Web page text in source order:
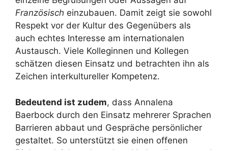
Französisch einzubauen. Damit zeigt sie sowohl
Respekt vor der Kultur des Gegenübers als
auch echtes Interesse am internationalen
Austausch. Viele Kolleginnen und Kollegen
schätzen diesen Einsatz und betrachten ihn als
Zeichen interkultureller Kompetenz.
Bedeutend ist zudem, dass Annalena
Baerbock durch den Einsatz mehrerer Sprachen
Barrieren abbaut und Gespräche persönlicher
gestaltet. So unterstützt sie einen offenen